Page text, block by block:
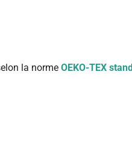
la norme OEKO-TEX